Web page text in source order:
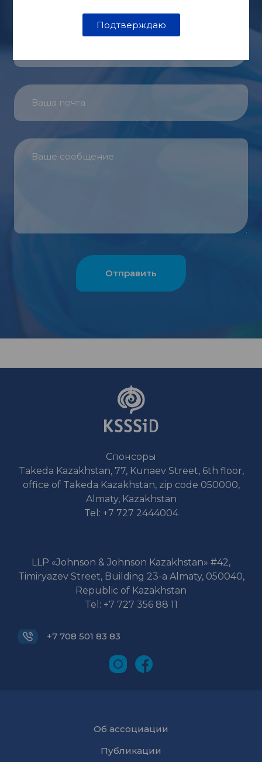
Спонсоры
Takeda Kazakhstan, 77, Kunaev Street, 6th floor,
office of Takeda Kazakhstan, zip code 050000,
Almaty, Kazakhstan
Tel: +7 727 2444004
LLP «Johnson & Johnson Kazakhstan» #42,
Timiryazev Street, Building 23-a Almaty, 050040,
Republic of Kazakhstan
Tel: +7 727 356 88 11
+7 708 501 83 83
Об ассоциации
Публикации
Подтверждаю